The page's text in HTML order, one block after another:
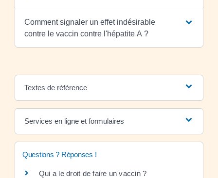
Comment signaler un effet indésirable
contre le vaccin contre l'hépatite A ?
Textes de référence
Services en ligne et formulaires
Questions ? Réponses !
Qui a le droit de faire un vaccin ?